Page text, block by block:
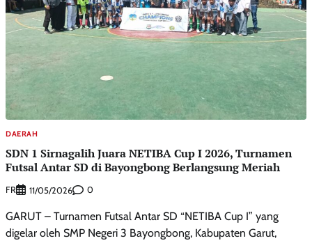
DAERAH
SDN 1 Sirnagalih Juara NETIBA Cup I 2026, Turnamen
Futsal Antar SD di Bayongbong Berlangsung Meriah
FR 11/05/2026 0
GARUT – Turnamen Futsal Antar SD “NETIBA Cup I” yang
digelar oleh SMP Negeri 3 Bayongbong, Kabupaten Garut,